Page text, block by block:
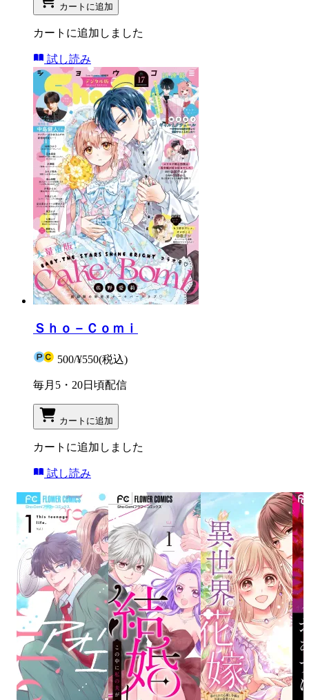
カートに追加
カートに追加しました
試し読み
Ｓｈｏ－Ｃｏｍｉ
500/¥550(税込)
毎月5・20日頃配信
カートに追加
カートに追加しました
試し読み